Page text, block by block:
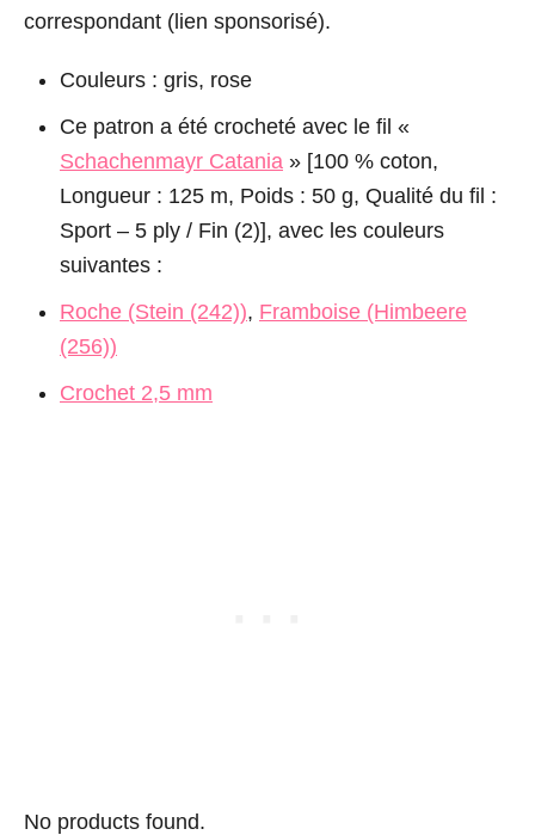
correspondant (lien sponsorisé).
Couleurs : gris, rose
Ce patron a été crocheté avec le fil «
Schachenmayr Catania » [100 % coton,
Longueur : 125 m, Poids : 50 g, Qualité du fil :
Sport – 5 ply / Fin (2)], avec les couleurs
suivantes :
Roche (Stein (242)), Framboise (Himbeere
(256))
Crochet 2,5 mm
No products found.